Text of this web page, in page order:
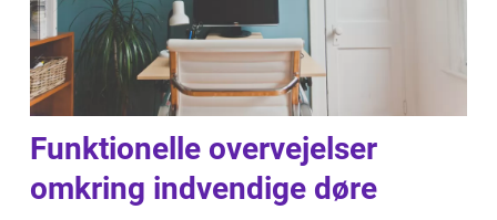
Funktionelle overvejelser
omkring indvendige døre